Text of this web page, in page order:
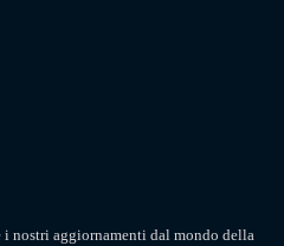
nostri aggiornamenti dal mondo della